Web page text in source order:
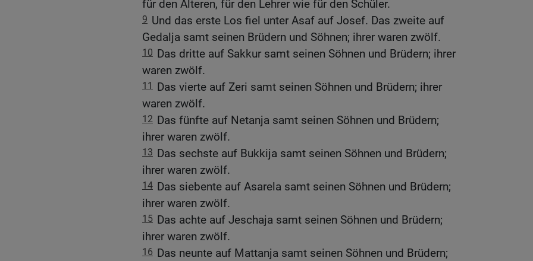
für den Älteren, für den Lehrer wie für den Schüler.
9 Und das erste Los fiel unter Asaf auf Josef. Das zweite auf
Gedalja samt seinen Brüdern und Söhnen; ihrer waren zwölf.
10 Das dritte auf Sakkur samt seinen Söhnen und Brüdern; ihrer
waren zwölf.
11
Das vierte auf Zeri samt seinen Söhnen und Brüdern; ihrer
waren zwölf.
12 Das fünfte auf Netanja samt seinen Söhnen und Brüdern;
ihrer waren zwölf.
13 Das sechste auf Bukkija samt seinen Söhnen und Brüdern;
ihrer waren zwölf.
14 Das siebente auf Asarela samt seinen Söhnen und Brüdern;
ihrer waren zwölf.
15 Das achte auf Jeschaja samt seinen Söhnen und Brüdern;
ihrer waren zwölf.
16 Das neunte auf Mattanja samt seinen Söhnen und Brüdern;